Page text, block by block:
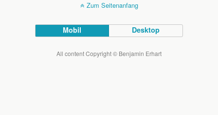
Zum Seitenanfang
Mobil Desktop
All content Copyright © Benjamin Erhart